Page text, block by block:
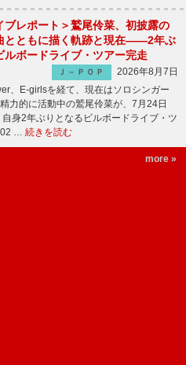
ブレポート＞鷲尾伶菜、初披露の
とともに描く軌跡と現在――2年ぶ
ルボードライブ・ツアー完走
Ｊ－ＰＯＰ
2026年8月7日
、E-girlsを経て、現在はソロシンガー
力的に活動中の鷲尾伶菜が、7月24日
身2年ぶりとなるビルボードライブ・ツ
… 続きを読む
more »